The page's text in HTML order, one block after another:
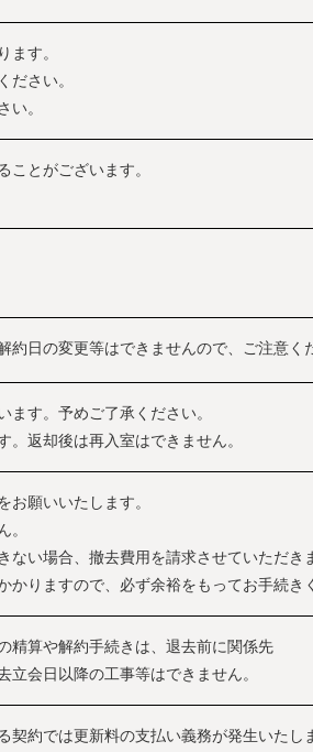
ます。
ださい。
。
とがございます。
日の変更等はできませんので、ご注意く
す。予めご了承ください。
返却後は再入室はできません。
願いいたします。
。
い場合、撤去費用を請求させていただき
りますので、必ず余裕をもってお手続き
精算や解約手続きは、退去前に関係先
会日以降の工事等はできません。
約では更新料の支払い義務が発生いたし